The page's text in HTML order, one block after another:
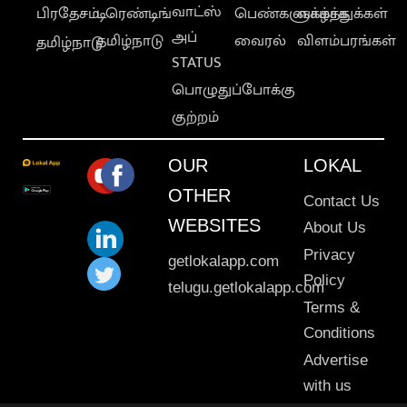
பிரதேசம்
தமிழ்நாடு
டிரெண்டிங்
தமிழ்நாடு
வாட்ஸ்
அப்
STATUS
பொழுதுப்போக்கு
குற்றம்
பெண்களுக்காக
வைரல்
வாழ்த்துக்கள்
விளம்பரங்கள்
OUR
OTHER
WEBSITES
getlokalapp.com
telugu.getlokalapp.com
LOKAL
Contact Us
About Us
Privacy
Policy
Terms &
Conditions
Advertise
with us